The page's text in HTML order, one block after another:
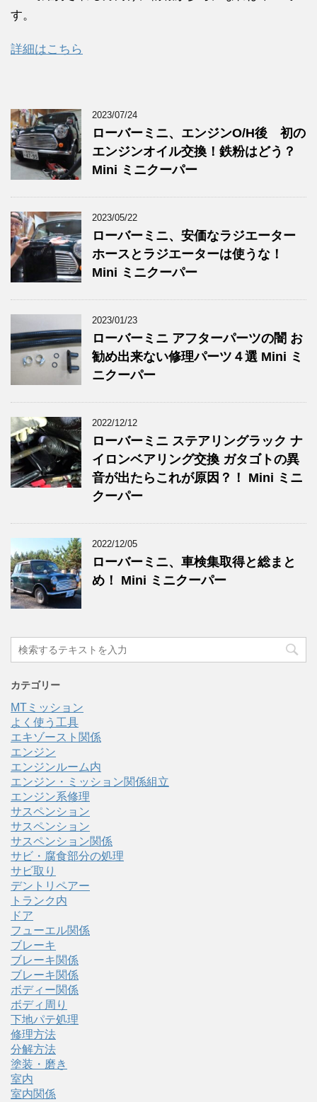
す。
詳細はこちら
2023/07/24
ローバーミニ、エンジンO/H後 初の
エンジンオイル交換！鉄粉はどう？
Mini ミニクーパー
2023/05/22
ローバーミニ、安価なラジエーター
ホースとラジエーターは使うな！
Mini ミニクーパー
2023/01/23
ローバーミニ アフターパーツの闇 お
勧め出来ない修理パーツ４選 Mini ミ
ニクーパー
2022/12/12
ローバーミニ ステアリングラック ナ
イロンベアリング交換 ガタゴトの異
音が出たらこれが原因？！ Mini ミニ
クーパー
2022/12/05
ローバーミニ、車検集取得と総まと
め！ Mini ミニクーパー
カテゴリー
MTミッション
よく使う工具
エキゾースト関係
エンジン
エンジンルーム内
エンジン・ミッション関係組立
エンジン系修理
サスペンション
サスペンション
サスペンション関係
サビ・腐食部分の処理
サビ取り
デントリペアー
トランク内
ドア
フューエル関係
ブレーキ
ブレーキ関係
ブレーキ関係
ボディー関係
ボディ周り
下地パテ処理
修理方法
分解方法
塗装・磨き
室内
室内関係